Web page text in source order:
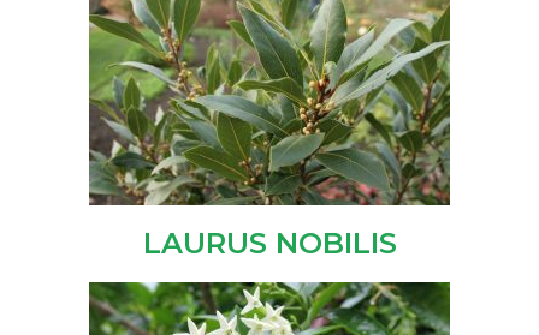
LAURUS NOBILIS